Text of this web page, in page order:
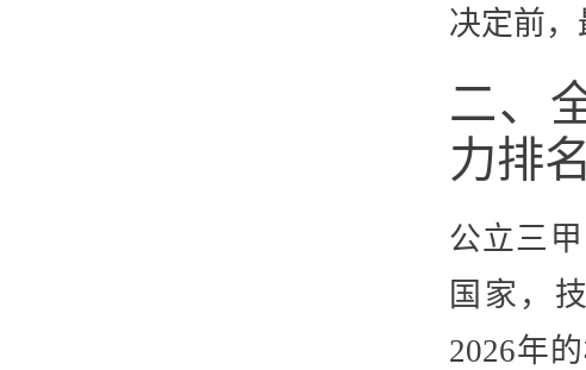
决定前，
二、
力排名
公立三
国家，
2026年